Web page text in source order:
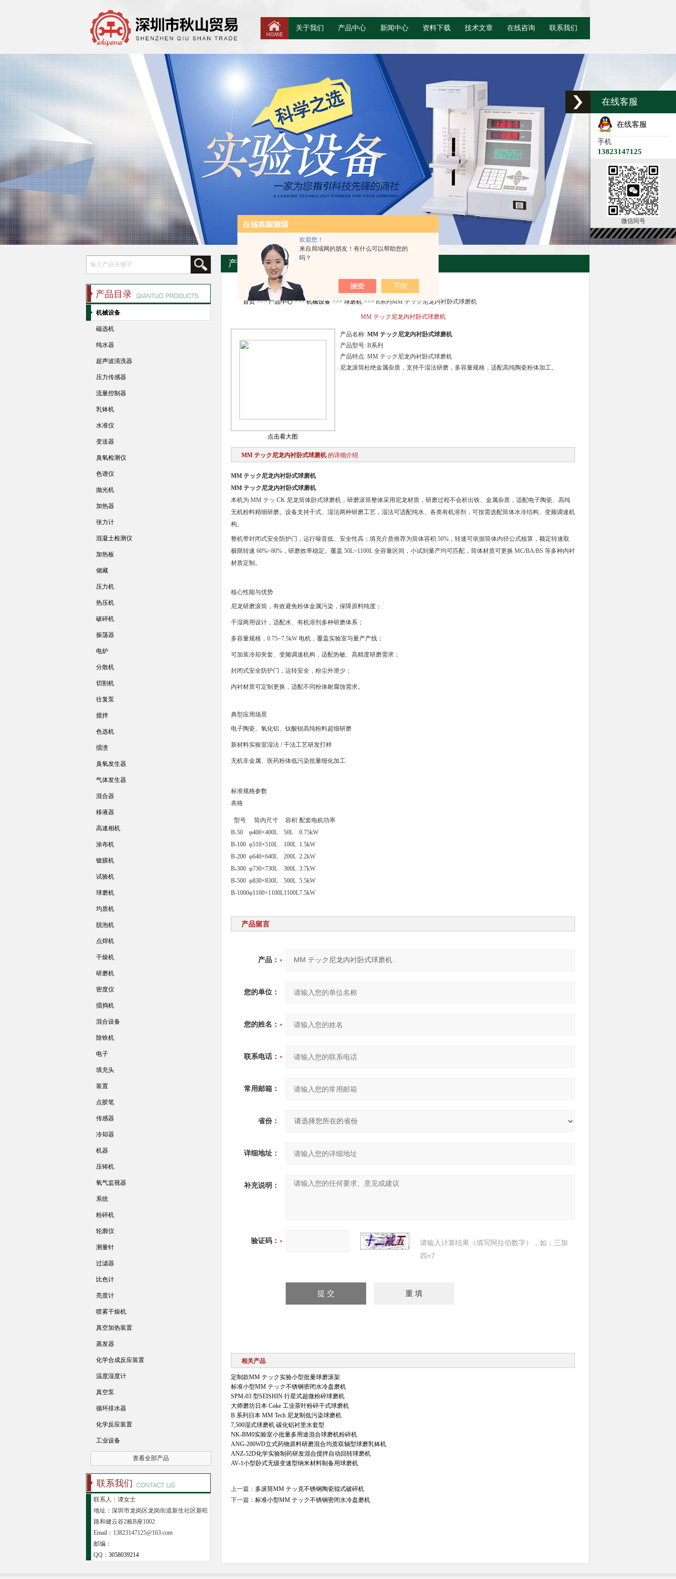
欢迎您！
来自局域网的朋友！有什么可以帮助您的
吗？
关于我们 产品中心 新闻中心 资料下载 技术文章 在线咨询 联系我们
产品资料
首页>>>产品中心>>>机械设备>>> 球磨机>>> B系列MM テック尼龙内衬卧式球磨机
MM テック尼龙内衬卧式球磨机
点击看大图
产品名称: MM テック尼龙内衬卧式球磨机
产品型号: B系列
产品特点: MM テック尼龙内衬卧式球磨机
尼龙滚筒杜绝金属杂质，支持干湿法研磨，多容量规格，适配高纯陶瓷粉体加工。
MM テック尼龙内衬卧式球磨机 的详细介绍
MM テック尼龙内衬卧式球磨机
MM テック尼龙内衬卧式球磨机
本机为 MM テッ CK 尼龙筒体卧式球磨机，研磨滚筒整体采用尼龙材质，研磨过程不会析出铁、金属杂质，适配电子陶瓷、高纯
无机粉料精细研磨。设备支持干式、湿法两种研磨工艺，湿法可适配纯水、各类有机溶剂，可按需选配筒体水冷结构、变频调速机
构。
整机带封闭式安全防护门，运行噪音低、安全性高；填充介质推荐为筒体容积 50%，转速可依据筒体内径公式核算，额定转速取
极限转速 60%~80%，研磨效率稳定。覆盖 50L~1100L 全容量区间，小试到量产均可匹配，筒体材质可更换 MC/BA/BS 等多种内衬
材质定制。
核心性能与优势
尼龙研磨滚筒，有效避免粉体金属污染，保障原料纯度；
干湿两用设计，适配水、有机溶剂多种研磨体系；
多容量规格，0.75~7.5kW 电机，覆盖实验室与量产产线；
可加装冷却夹套、变频调速机构，适配热敏、高精度研磨需求；
封闭式安全防护门，运转安全，粉尘外泄少；
内衬材质可定制更换，适配不同粉体耐腐蚀需求。
典型应用场景
电子陶瓷、氧化铝、钛酸钡高纯粉料超细研磨
新材料实验室湿法 / 干法工艺研发打样
无机非金属、医药粉体低污染批量细化加工
标准规格参数
表格
型号 筒内尺寸 容积 配套电机功率
B-50
φ400×400L 50L
0.75kW
B-100 φ510×510L 100L 1.5kW
B-200 φ640×640L 200L 2.2kW
B-300 φ730×730L 300L 3.7kW
B-500 φ830×830L 500L 5.5kW
B-1000φ1100×1100L1100L7.5kW
产品留言
产品：
您的单位：
您的姓名：
联系电话：
常用邮箱：
省份：
详细地址：
补充说明：
验证码：
请输入计算结果（填写阿拉伯数字），如：三加
四=7
相关产品
定制款MM テック实验小型批量球磨滚架
标准小型MM テック不锈钢密闭水冷盘磨机
SPM-03 型SEISHIN 行星式超微粉碎球磨机
大师磨坊日本 Coke 工业茶叶粉碎干式球磨机
B 系列日本 MM Tech 尼龙制低污染球磨机
7,500湿式球磨机 碳化铝衬里水套型
NK-BM0实验室小批量多用途混合球磨机粉碎机
ANG-200WD立式药物原料研磨混合均质双轴型球磨乳钵机
ANZ-52D化学实验制药研发混合搅拌自动回转球磨机
AV-1小型卧式无级变速型纳米材料制备用球磨机
上一篇： 多滚筒MM テッ克不锈钢陶瓷辊式破碎机
下一篇： 标准小型MM テック不锈钢密闭水冷盘磨机
产品目录
机械设备
磁选机
纯水器
超声波清洗器
压力传感器
流量控制器
乳钵机
水准仪
变送器
臭氧检测仪
色谱仪
抛光机
加热器
张力计
混凝土检测仪
加热板
储藏
压力机
热压机
破碎机
振荡器
电炉
分散机
切割机
往复泵
搅拌
色选机
擂溃
臭氧发生器
气体发生器
混合器
移液器
高速相机
涂布机
镀膜机
试验机
球磨机
均质机
脱泡机
点焊机
干燥机
研磨机
密度仪
擂捣机
混合设备
除铁机
电子
填充头
装置
点胶笔
传感器
冷却器
机器
压铸机
氧气监视器
系统
粉碎机
轮廓仪
测量针
过滤器
比色计
亮度计
喷雾干燥机
真空加热装置
蒸发器
化学合成反应装置
温度湿度计
真空泵
循环排水器
化学反应装置
工业设备
查看全部产品
联系我们
联系人：谭女士
地址：深圳市龙岗区龙岗街道新生社区新旺
路和健云谷2栋B座1002
Email：13823147125@163.com
邮编：
QQ： 3058039214
在线客服
在线客服
手机
13823147125
微信同号